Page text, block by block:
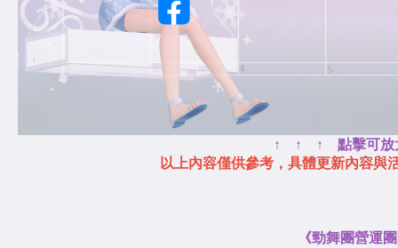
↑ ↑ ↑ 點擊可
以上內容僅供參考，具體更新內容與
《勁舞團營運